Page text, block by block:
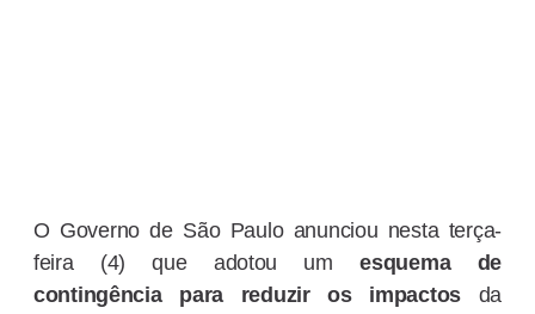
O Governo de São Paulo anunciou nesta terça-
feira (4) que adotou umesquema de
contingência
para reduzir os impactos da